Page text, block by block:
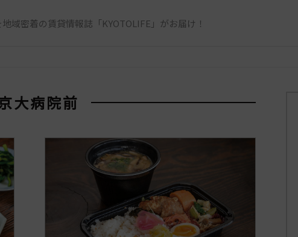
域密着の賃貸情報誌「KYOTOLIFE」がお届け！
大病院前